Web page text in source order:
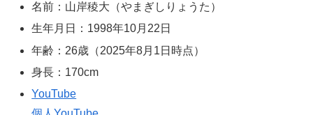
名前：山岸稜大（やまぎしりょうた）
生年月日：1998年10月22日
年齢：26歳（2025年8月1日時点）
身長：170cm
YouTube